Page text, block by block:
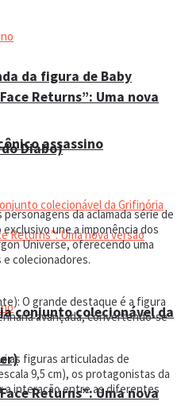
da figura de Baby
Diabo)
Returns”: Uma nova
Returns”: Uma nova
assassino
conjunto colecionável da
da aclamada série de
une a imponência dos
Universe, oferecendo uma
colecionadores.
O grande destaque é a figura
avançada, convertendo-se
as figuras articuladas de
9,5 cm), os protagonistas da
a interação entre as diferentes